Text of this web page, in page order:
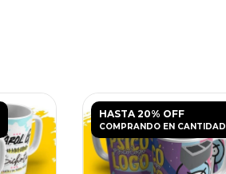
HASTA 20% OFF
COMPRANDO EN CANTIDAD